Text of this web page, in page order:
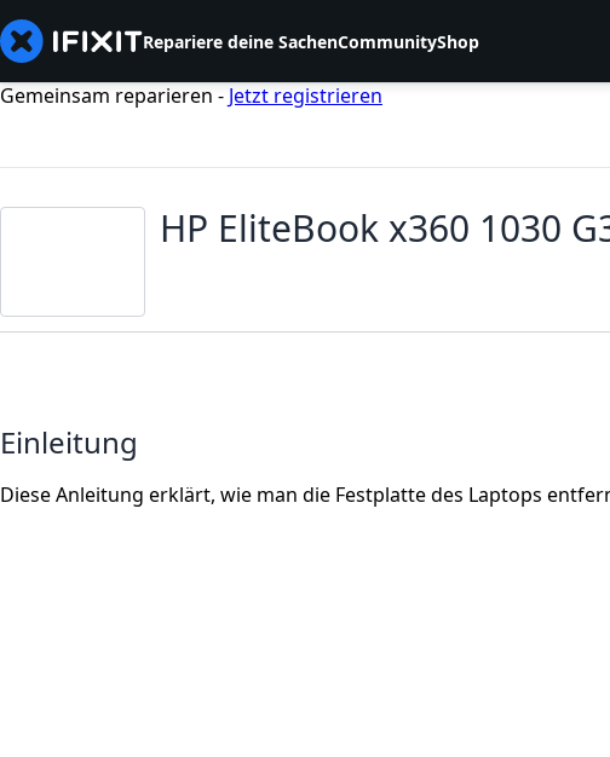
Repariere deine SachenCommunityShop
Gemeinsam reparieren - Jetzt registrieren
HP EliteBook x360 1030
Einleitung
Diese Anleitung erklärt, wie man die Festplatte des Laptops